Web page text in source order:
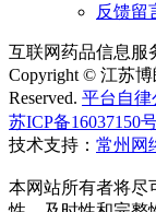
反馈留
互联网药品信息
Copyright © 江苏
Reserved. 平台自律
苏ICP备16037150
技术支持： 常州网
本网站所有者将尽